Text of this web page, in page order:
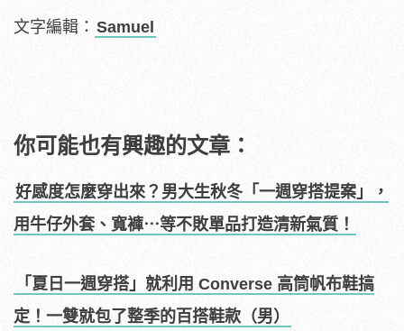
文字編輯： Samuel
你可能也有興趣的文章：
好感度怎麼穿出來？男大生秋冬「一週穿搭提案」，
用牛仔外套、寬褲⋯等不敗單品打造清新氣質！
「夏日一週穿搭」就利用 Converse 高筒帆布鞋搞
定！一雙就包了整季的百搭鞋款（男）